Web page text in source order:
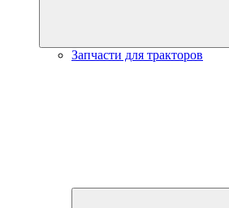
Запчасти для тракторов